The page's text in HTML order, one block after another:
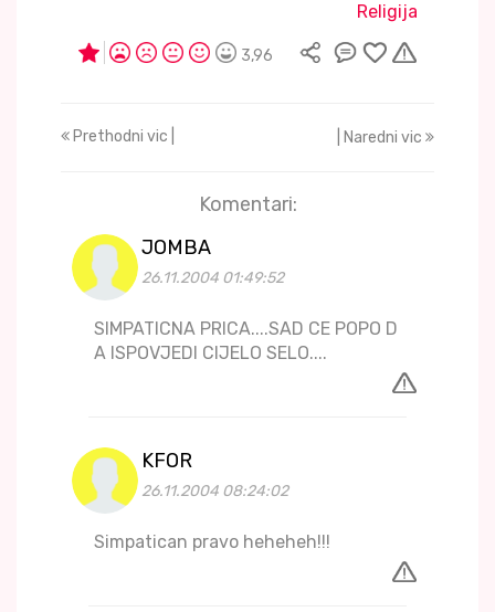
Religija
3,96
Prethodni vic | | Naredni vic
Komentari:
JOMBA
26.11.2004 01:49:52
SIMPATICNA PRICA....SAD CE POPO D
A ISPOVJEDI CIJELO SELO....
KFOR
26.11.2004 08:24:02
Simpatican pravo heheheh!!!